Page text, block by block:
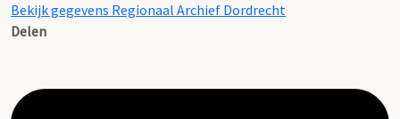
Bekijk gegevens Regionaal Archief Dordrecht
Delen